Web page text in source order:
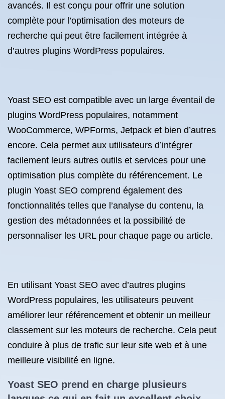
avancés. Il est conçu pour offrir une solution
complète pour l’optimisation des moteurs de
recherche qui peut être facilement intégrée à
d’autres plugins WordPress populaires.
Yoast SEO est compatible avec un large éventail de
plugins WordPress populaires, notamment
WooCommerce, WPForms, Jetpack et bien d’autres
encore. Cela permet aux utilisateurs d’intégrer
facilement leurs autres outils et services pour une
optimisation plus complète du référencement. Le
plugin Yoast SEO comprend également des
fonctionnalités telles que l’analyse du contenu, la
gestion des métadonnées et la possibilité de
personnaliser les URL pour chaque page ou article.
En utilisant Yoast SEO avec d’autres plugins
WordPress populaires, les utilisateurs peuvent
améliorer leur référencement et obtenir un meilleur
classement sur les moteurs de recherche. Cela peut
conduire à plus de trafic sur leur site web et à une
meilleure visibilité en ligne.
Yoast SEO prend en charge plusieurs